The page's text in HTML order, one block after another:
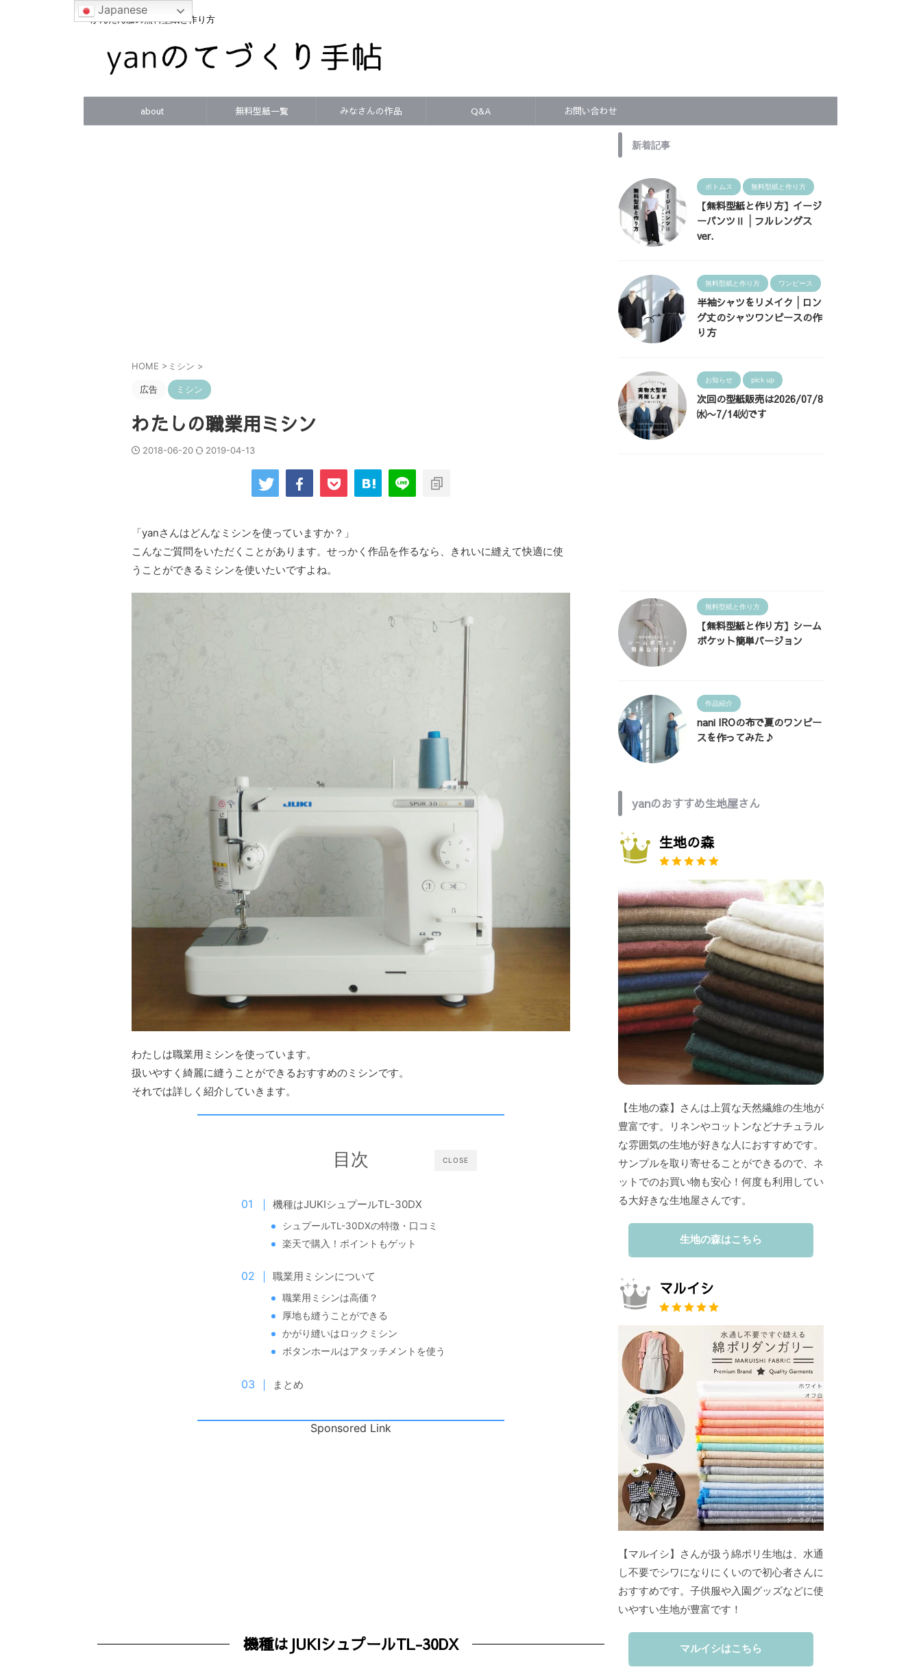
かんたん服の無料型紙と作り方
about 無料型紙一覧 みなさんの作品 Q&A お問い合わせ
HOME > ミシン >
広告 ミシン
わたしの職業用ミシン
2018-06-20 2019-04-13
「yanさんはどんなミシンを使っていますか？」
こんなご質問をいただくことがあります。せっかく作品を作るなら、きれいに縫えて快適に使
うことができるミシンを使いたいですよね。
わたしは職業用ミシンを使っています。
扱いやすく綺麗に縫うことができるおすすめのミシンです。
それでは詳しく紹介していきます。
CLOSE
目次
機種はJUKIシュプールTL-30DX
シュプールTL-30DXの特徴・口コミ
楽天で購入！ポイントもゲット
職業用ミシンについて
職業用ミシンは高価？
厚地も縫うことができる
かがり縫いはロックミシン
ボタンホールはアタッチメントを使う
まとめ
Sponsored Link
機種はJUKIシュプールTL-30DX
新着記事
ボトムス 無料型紙と作り方
【無料型紙と作り方】イージ
ーパンツⅡ│フルレングス
ver.
無料型紙と作り方 ワンピース
半袖シャツをリメイク│ロン
グ丈のシャツワンピースの作
り方
お知らせ pick up
次回の型紙販売は2026/07/8
㈬〜7/14㈫です
無料型紙と作り方
【無料型紙と作り方】シーム
ポケット簡単バージョン
作品紹介
nani IROの布で夏のワンピー
スを作ってみた♪
yanのおすすめ生地屋さん
生地の森
【生地の森】さんは上質な天然繊維の生地が
豊富です。リネンやコットンなどナチュラル
な雰囲気の生地が好きな人におすすめです。
サンプルを取り寄せることができるので、ネ
ットでのお買い物も安心！何度も利用してい
る大好きな生地屋さんです。
生地の森はこちら
マルイシ
【マルイシ】さんが扱う綿ポリ生地は、水通
し不要でシワになりにくいので初心者さんに
おすすめです。子供服や入園グッズなどに使
いやすい生地が豊富です！
マルイシはこちら
Japanese